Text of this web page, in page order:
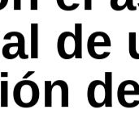
rendimiento de los
de INDYA. En